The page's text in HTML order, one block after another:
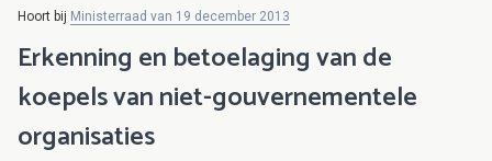
Hoort bij Ministerraad van 19 december 2013
Erkenning en betoelaging van de
koepels van niet-gouvernementele
organisaties